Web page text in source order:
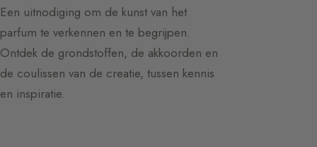
Een uitnodiging om de kunst van het
parfum te verkennen en te begrijpen.
Ontdek de grondstoffen, de akkoorden en
de coulissen van de creatie, tussen kennis
en inspiratie.